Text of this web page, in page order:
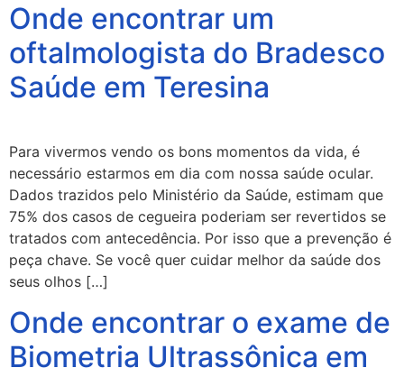
Onde encontrar um
oftalmologista do Bradesco
Saúde em Teresina
Para vivermos vendo os bons momentos da vida, é
necessário estarmos em dia com nossa saúde ocular.
Dados trazidos pelo Ministério da Saúde, estimam que
75% dos casos de cegueira poderiam ser revertidos se
tratados com antecedência. Por isso que a prevenção é
peça chave. Se você quer cuidar melhor da saúde dos
seus olhos […]
Onde encontrar o exame de
Biometria Ultrassônica em